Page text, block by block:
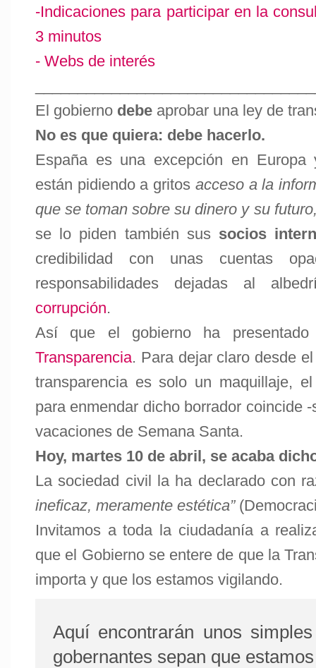
-Indicaciones para participar en la
3 minutos
- Webs de interés
El gobierno debe aprobar una ley de
No es que quiera: debe hacerlo.
España es una excepción en
están pidiendo a gritos acceso a la
que se toman sobre su dinero y su
se lo piden también sus socios
credibilidad con unas cuentas
responsabilidades dejadas al
corrupción.
Así que el gobierno ha
Transparencia. Para dejar claro desde
transparencia es solo un maquillaje,
para enmendar dicho borrador coincide
vacaciones de Semana Santa.
Hoy, martes 10 de abril, se acaba
La sociedad civil la ha declarado con
ineficaz, meramente estética”(
Invitamos a toda la ciudadanía a
que el Gobierno se entere de que la
importa y que los estamos vigilando.
Aquí encontrarán unos
gobernantes sepan que